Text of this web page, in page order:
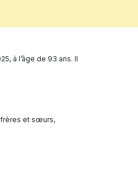
à l’âge de 93 ans. Il
frères et sœurs,